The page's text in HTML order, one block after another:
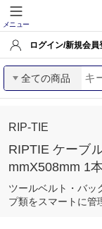
メニュー
ログイン/新規会員
全ての商品
RIP-TIE
RIPTIE ケーブ
mmX508mm 1
ツールベルト・バッ
プ類をスマートに管